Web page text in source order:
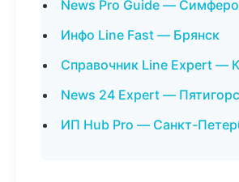
News Pro Guide —
Инфо Line Fast — Брянск
Справочник Line Expert —
News 24 Expert —
ИП Hub Pro — Санкт-